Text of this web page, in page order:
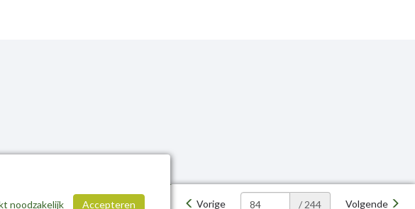
Vorige / 244 Volgende
Accepteren
noodzakelijk